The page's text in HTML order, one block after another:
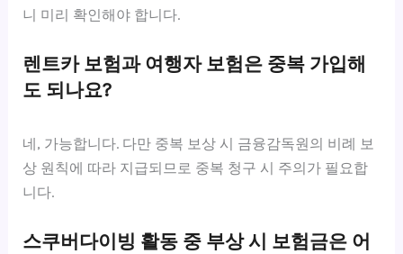
니 미리 확인해야 합니다.
렌트카 보험과 여행자 보험은 중복 가입해
도 되나요?
네, 가능합니다. 다만 중복 보상 시 금융감독원의 비례 보
상 원칙에 따라 지급되므로 중복 청구 시 주의가 필요합
니다.
스쿠버다이빙 활동 중 부상 시 보험금은 어